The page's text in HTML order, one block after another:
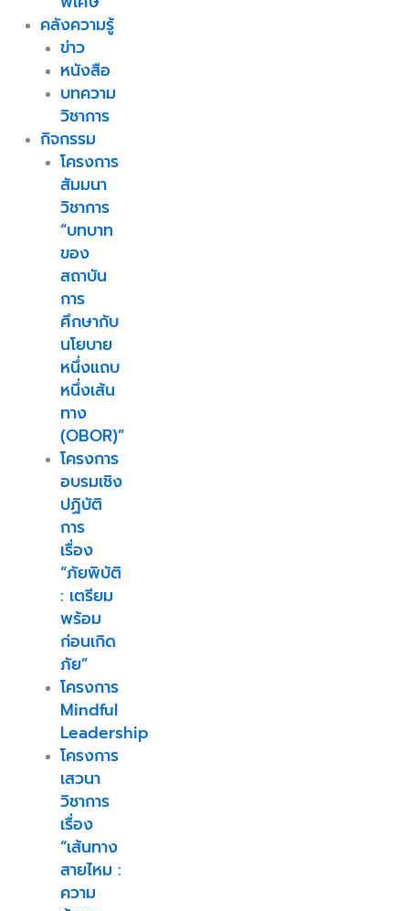
คลังความรู้
ข่าว
หนังสือ
บทความ
วิชาการ
กิจกรรม
โครงการ
สัมมนา
วิชาการ
“บทบาท
ของ
สถาบัน
การ
ศึกษากับ
นโยบาย
หนึ่งแถบ
หนึ่งเส้น
ทาง
(OBOR)”
โครงการ
อบรมเชิง
ปฏิบัติ
การ
เรื่อง
“ภัยพิบัติ
: เตรียม
พร้อม
ก่อนเกิด
ภัย”
โครงการ
Mindful
Leadership
โครงการ
เสวนา
วิชาการ
เรื่อง
“เส้นทาง
สายไหม :
ความ